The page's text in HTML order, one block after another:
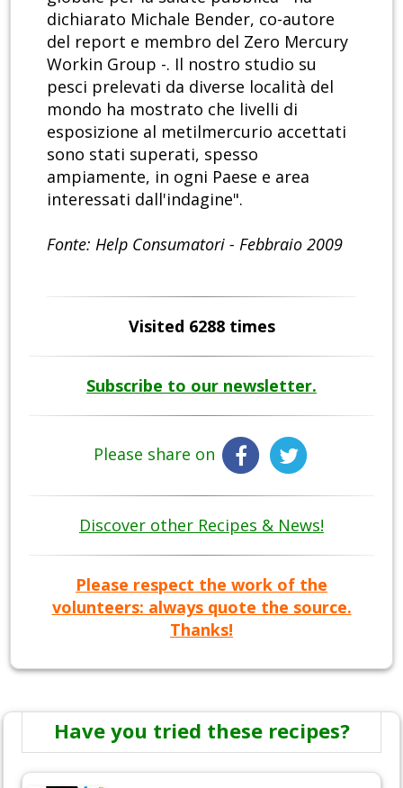
dichiarato Michale Bender, co-autore
del report e membro del Zero Mercury
Workin Group -. Il nostro studio su
pesci prelevati da diverse località del
mondo ha mostrato che livelli di
esposizione al metilmercurio accettati
sono stati superati, spesso
ampiamente, in ogni Paese e area
interessati dall'indagine".
Fonte: Help Consumatori - Febbraio 2009
Visited 6288 times
Subscribe to our newsletter.
Please share on
Discover other Recipes & News!
Please respect the work of the
volunteers: always quote the source.
Thanks!
Have you tried these recipes?